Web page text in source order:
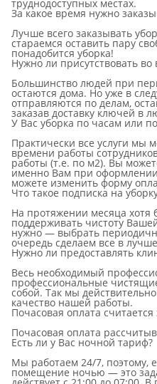
труднодоступных местах.
За какое время нужно
Лучше всего заказывать
стараемся оставить пару
понадобится уборка!
Нужно ли присутствовать во
Большинство людей при
остаются дома. Но уже в
отправляются по делам,
заказав доставку ключей в
У Вас уборка по часам или
Практически все услуги мы
времени работы
работы (т.е. по м2). Вы
именно Вам при оформлении
можете изменить форму
Что такое подписка на
На протяжении месяца
поддерживать чистоту
нужно — выбрать
очередь сделаем все в
Нужно ли предоставлять
Весь необходимый
профессиональные
собой. Так мы
качество нашей работы.
Почасовая оплата
Почасовая оплата
Есть ли у Вас ночной тариф?
Мы работаем 24/7, поэтому,
помещение ночью — это